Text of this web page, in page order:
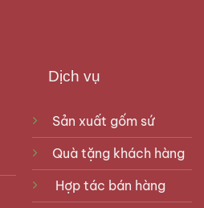
Dịch vụ
Sản xuất gốm sứ
Quà tặng khách hàng
Hợp tác bán hàng